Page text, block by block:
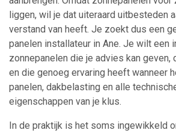
liggen, wil je dat uiteraard uitbesteden
verstand van heeft. Je zoekt dus een
panelen installateur in Ane. Je wilt een
zonnepanelen die je advies kan geven,
en die genoeg ervaring heeft wanneer
panelen, dakbelasting en alle
eigenschappen van je klus.
In de praktijk is het soms ingewikkeld